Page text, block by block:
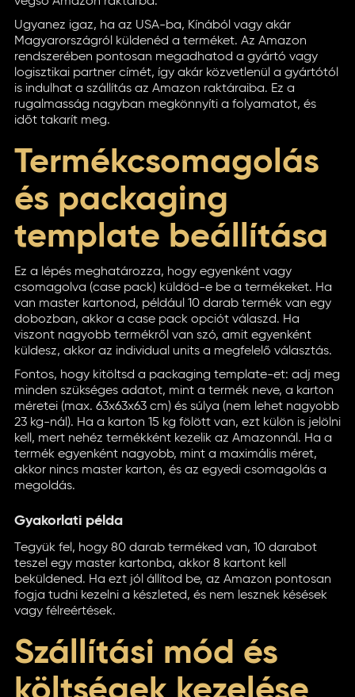
Ugyanez igaz, ha az USA-ba, Kínából vagy akár
Magyarországról küldenéd a terméket. Az Amazon
rendszerében pontosan megadhatod a gyártó vagy
logisztikai partner címét, így akár közvetlenül a gyártótól
is indulhat a szállítás az Amazon raktáraiba. Ez a
rugalmasság nagyban megkönnyíti a folyamatot, és
időt takarít meg.
Termékcsomagolás
és packaging
template beállítása
Ez a lépés meghatározza, hogy egyenként vagy
csomagolva (case pack) küldöd-e be a termékeket. Ha
van master kartonod, például 10 darab termék van egy
dobozban, akkor a case pack opciót válaszd. Ha
viszont nagyobb termékről van szó, amit egyenként
küldesz, akkor az individual units a megfelelő választás.
Fontos, hogy kitöltsd a packaging template-et: adj meg
minden szükséges adatot, mint a termék neve, a karton
méretei (max. 63x63x63 cm) és súlya (nem lehet nagyobb
23 kg-nál). Ha a karton 15 kg fölött van, ezt külön is jelölni
kell, mert nehéz termékként kezelik az Amazonnál. Ha a
termék egyenként nagyobb, mint a maximális méret,
akkor nincs master karton, és az egyedi csomagolás a
megoldás.
Gyakorlati példa
Tegyük fel, hogy 80 darab terméked van, 10 darabot
teszel egy master kartonba, akkor 8 kartont kell
beküldened. Ha ezt jól állítod be, az Amazon pontosan
fogja tudni kezelni a készleted, és nem lesznek késések
vagy félreértések.
Szállítási mód és